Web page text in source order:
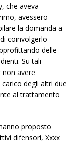
che aveva
avessero
la domanda a
coinvolgerlo
delle
Su tali
non avere
degli altri due
al trattamento
proposto
difensori, Xxxx